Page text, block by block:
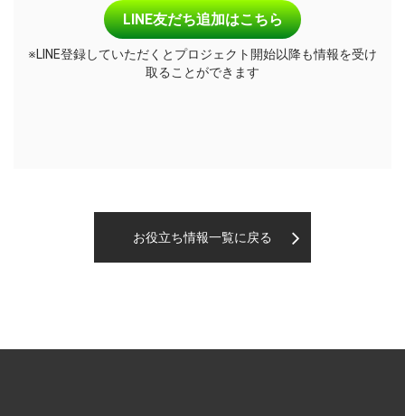
LINE友だち追加はこちら
※LINE登録していただくとプロジェクト開始以降も情報を受け
取ることができます
お役立ち情報一覧に戻る